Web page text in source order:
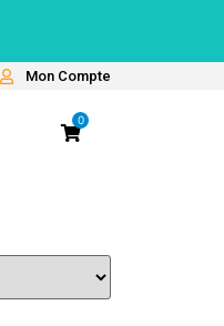
Mon Compte
0